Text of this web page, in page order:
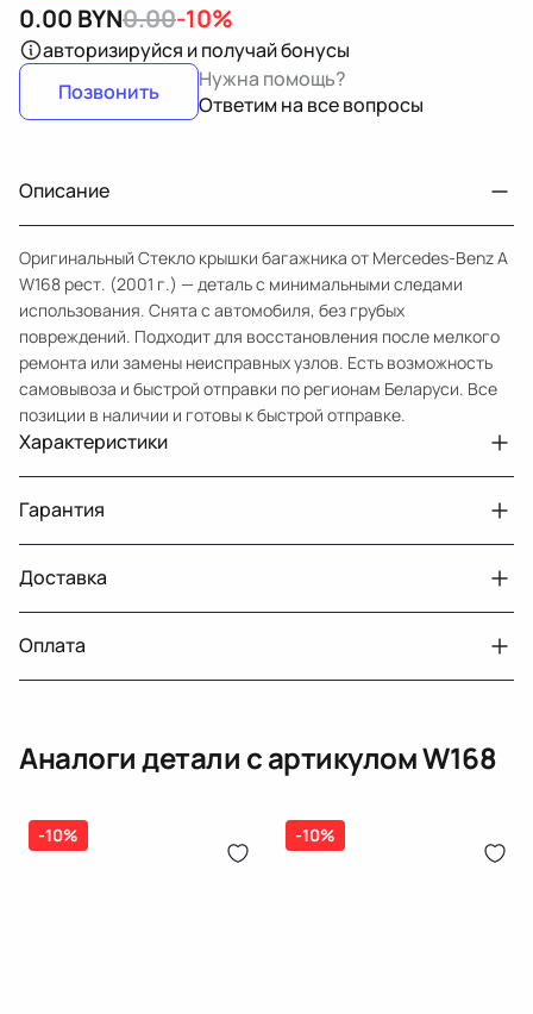
0.00 BYN0.00-10%
авторизируйся и получай бонусы
Позвонить
Нужна помощь?
Ответим на все вопросы
Описание
Оригинальный Стекло крышки багажника от Mercedes-Benz A
W168 рест. (2001 г.) — деталь с минимальными следами
использования. Снята с автомобиля, без грубых
повреждений. Подходит для восстановления после мелкого
ремонта или замены неисправных узлов. Есть возможность
самовывоза и быстрой отправки по регионам Беларуси. Все
позиции в наличии и готовы к быстрой отправке.
Характеристики
Авто
MercedesBenz A W168 рест. W168
Год
2001
Двигатель
бензин
Гарантия
Двигатели с навесным или без навесного
оборудования
30 дней
Датчик давления топлива, насос
топлива, ТНВД (бензин, дизель), форсунка
бензиновая (дизельная) механическая
(распределитель впрыска топлива),
дозатор-распределитель топлива
14 дней
Доставка
Оплата
Оплата онлайн
Аналоги детали с артикуломW168
-10% -10%